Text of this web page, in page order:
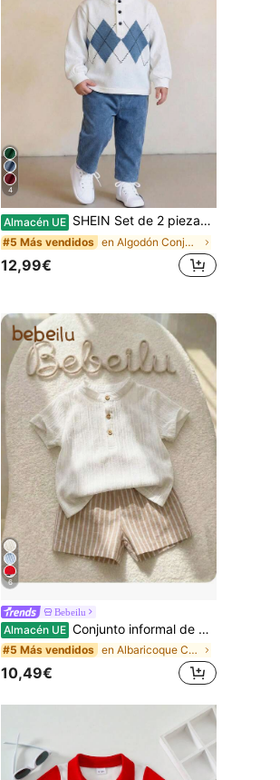
4
Almacén UE SHEIN Set de 2 piezas Camisa polo de manga larga con diseño de argyle y pantalones azules con cinturón, ropa y conjunto para bebé niño
#5 Más vendidos en Algodón Conjuntos de polo para bebés niños
12,99€
6
Bebeilu
Almacén UE Conjunto informal de vacaciones para bebé niño con camisa blanca y pantalones cortos a rayas de cintura elástica
#5 Más vendidos en Albaricoque Conjuntos para bebés niños
10,49€